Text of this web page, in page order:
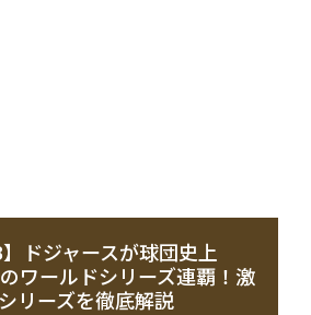
】ドジャースが球団史上
ワールドシリーズ連覇！激
リーズを徹底解説